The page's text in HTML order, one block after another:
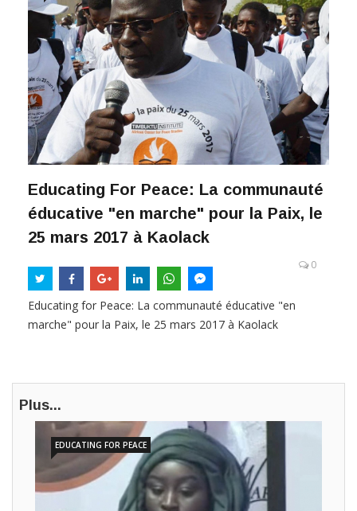
Educating For Peace: La communauté
éducative "en marche" pour la Paix, le
25 mars 2017 à Kaolack
0
Educating for Peace: La communauté éducative "en
marche" pour la Paix, le 25 mars 2017 à Kaolack
Plus...
EDUCATING FOR PEACE